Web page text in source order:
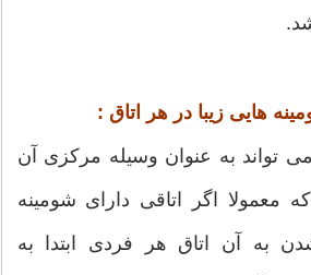
هایی زیبا در هر اتاق :
تواند به عنوان وسیله مرکزی آن
معمولا اگر اتاقی دارای شومینه
به آن اتاق هر فردی ابتدا به